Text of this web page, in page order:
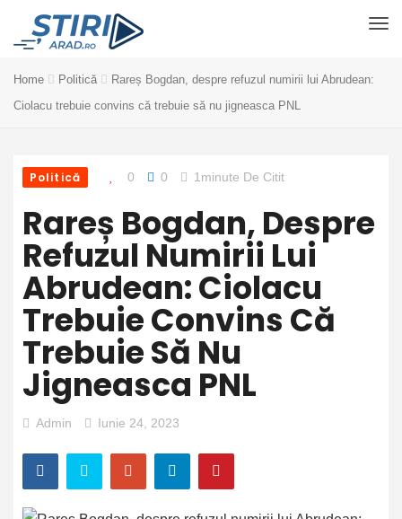
Home Politică
Rareș Bogdan, despre refuzul numirii lui Abrudean:
Ciolacu trebuie convins că trebuie să nu jigneasca PNL
Politică 0 0 1minute De Citit
Rareș Bogdan, Despre
Refuzul Numirii Lui
Abrudean: Ciolacu
Trebuie Convins Că
Trebuie Să Nu
Jigneasca PNL
Admin Iunie 24, 2023